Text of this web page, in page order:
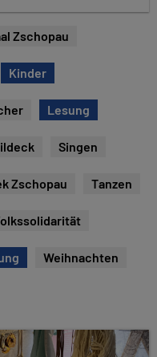
Zschopau
Kinder
Lesung
Singen
Zschopau Tanzen
Weihnachten